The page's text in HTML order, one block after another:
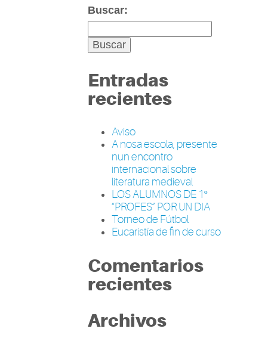
Buscar:
Entradas
recientes
Aviso
A nosa escola, presente
nun encontro
internacional sobre
literatura medieval
LOS ALUMNOS DE 1º
“PROFES” POR UN DIA
Torneo de Fútbol
Eucaristía de fin de curso
Comentarios
recientes
Archivos